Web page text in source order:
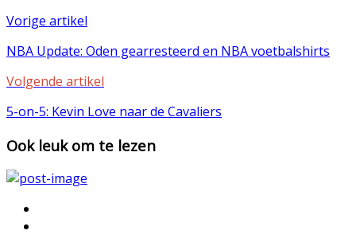
Vorige artikel
NBA Update: Oden gearresteerd en NBA voetbalshirts
Volgende artikel
5-on-5: Kevin Love naar de Cavaliers
Ook leuk om te lezen